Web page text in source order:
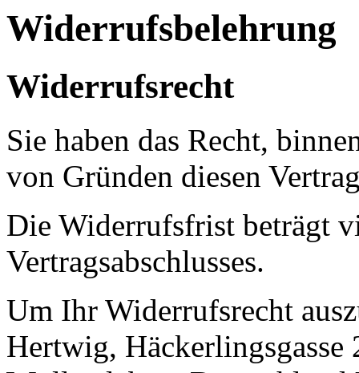
Widerrufsbelehrung
Widerrufsrecht
Sie haben das Recht,
von Gründen diesen
Die Widerrufsfrist beträgt
Vertragsabschlusses.
Um Ihr Widerrufsrecht
Hertwig, Häckerlingsgasse